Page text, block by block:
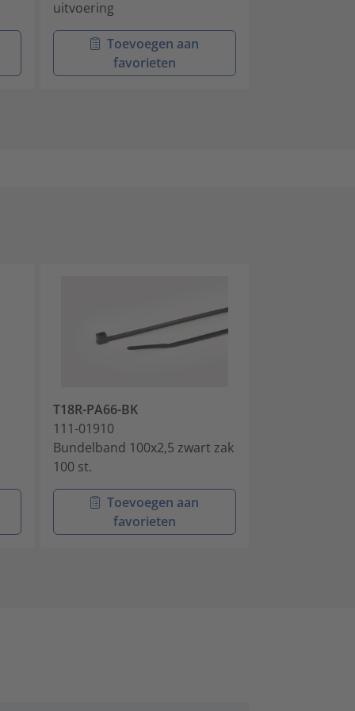
uitvoering
Toevoegen aan
favorieten
T18R-PA66-BK
111-01910
Bundelband 100x2,5 zwart zak
100 st.
Toevoegen aan
favorieten